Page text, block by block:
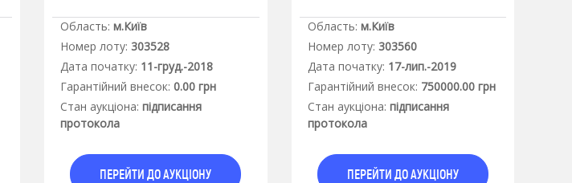
Область: м.Київ
Номер лоту: 303528
Дата початку: 11-груд.-2018
Гарантiйний внесок: 0.00 грн
Стан аукцiона: підписання
протокола
ПЕРЕЙТИ ДО АУКЦІОНУ
Область: м.Київ
Номер лоту: 303560
Дата початку: 17-лип.-2019
Гарантiйний внесок: 750000.00 грн
Стан аукцiона: підписання
протокола
ПЕРЕЙТИ ДО АУКЦІОНУ